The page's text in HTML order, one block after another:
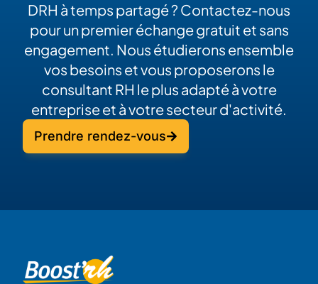
DRH à temps partagé ? Contactez-nous
pour un premier échange gratuit et sans
engagement. Nous étudierons ensemble
vos besoins et vous proposerons le
consultant RH le plus adapté à votre
entreprise et à votre secteur d'activité.
Prendre rendez-vous